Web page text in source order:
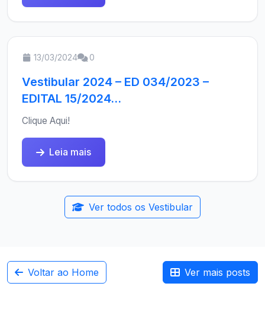
13/03/2024 0
Vestibular 2024 – ED 034/2023 –
EDITAL 15/2024...
Clique Aqui!
Leia mais
Ver todos os Vestibular
Voltar ao Home Ver mais posts